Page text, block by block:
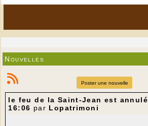
Nouvelles
Poster une nouvelle
le feu de la Saint-Jean est annulé
16:06 par Lopatrimoni